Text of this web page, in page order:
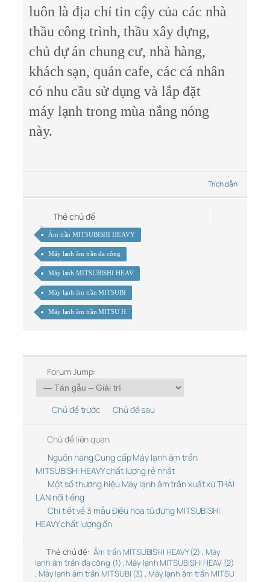
luôn là địa chỉ tin cậy của các nhà
thầu công trình, thầu xây dựng,
chủ dự án chung cư, nhà hàng,
khách sạn, quán cafe, các cá nhân
có nhu cầu sử dụng và lắp đặt
máy lạnh trong mùa nắng nóng
này.
Trích dẫn
Thẻ chủ đề
Âm trần MITSUBISHI HEAVY
Máy lạnh âm trần đa công
Máy lạnh MITSUBISHI HEAV
Máy lạnh âm trần MITSUBI
Máy lạnh âm trần MITSU H
Forum Jump:
Chủ đề trước Chủ đề sau
Chủ đề liên quan
Nguồn hàng Cung cấp Máy lạnh âm trần
MITSUBISHI HEAVY chất lượng rẻ nhất
Một số thương hiệu Máy lạnh âm trần xuất xứ THÁI
LAN nổi tiếng
Chi tiết về 3 mẫu Điều hòa tủ đứng MITSUBISHI
HEAVY chất lượng ổn
Thẻ chủ đề: Âm trần MITSUBISHI HEAVY (2) , Máy
lạnh âm trần đa công (1) , Máy lạnh MITSUBISHI HEAV (2)
, Máy lạnh âm trần MITSUBI (3) , Máy lạnh âm trần MITSU